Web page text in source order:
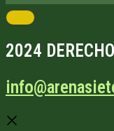
2024